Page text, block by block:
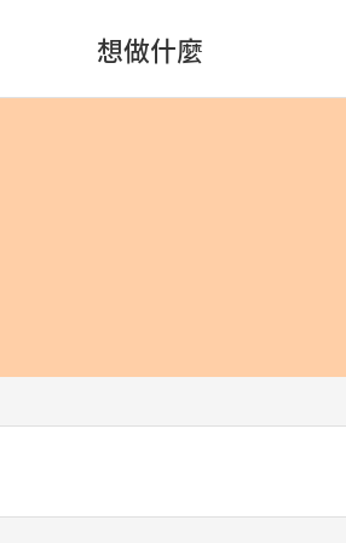
想做什麼